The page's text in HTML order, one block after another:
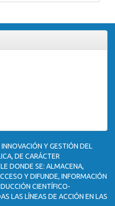
Y GESTIÓN DEL
DE CARÁCTER
DONDE SE: ALMACENA,
Y DIFUNDE, INFORMACIÓN
CIENTÍFICO-
LAS LÍNEAS DE ACCIÓN EN LAS